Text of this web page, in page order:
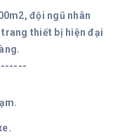
đội ngũ nhân
thiết bị hiện đại